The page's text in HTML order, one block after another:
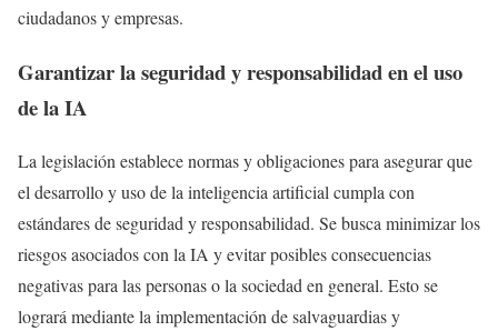
ciudadanos y empresas.
Garantizar la seguridad y responsabilidad en el uso
de la IA
La legislación establece normas y obligaciones para asegurar que
el desarrollo y uso de la inteligencia artificial cumpla con
estándares de seguridad y responsabilidad. Se busca minimizar los
riesgos asociados con la IA y evitar posibles consecuencias
negativas para las personas o la sociedad en general. Esto se
logrará mediante la implementación de salvaguardias y